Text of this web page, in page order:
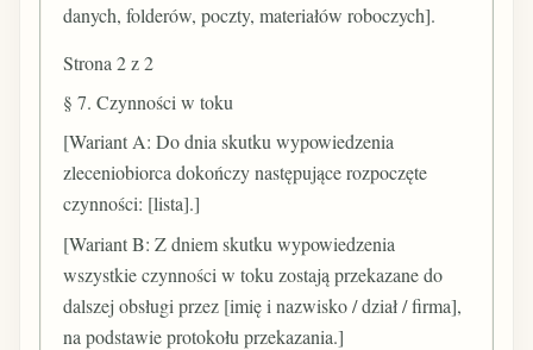
danych, folderów, poczty, materiałów roboczych].
Strona 2 z 2
§ 7. Czynności w toku
[Wariant A: Do dnia skutku wypowiedzenia
zleceniobiorca dokończy następujące rozpoczęte
czynności: [lista].]
[Wariant B: Z dniem skutku wypowiedzenia
wszystkie czynności w toku zostają przekazane do
dalszej obsługi przez [imię i nazwisko / dział / firma],
na podstawie protokołu przekazania.]